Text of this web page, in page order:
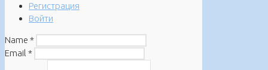
Регистрация
Войти
Name *
Email *